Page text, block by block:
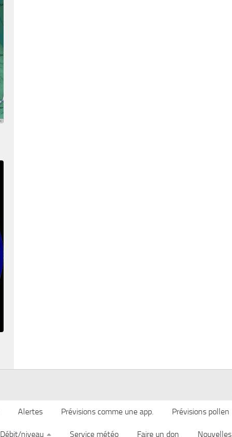
Alertes Prévisions comme une app. Prévisions pollen
Débit/niveau Service météo Faire un don Nouvelles